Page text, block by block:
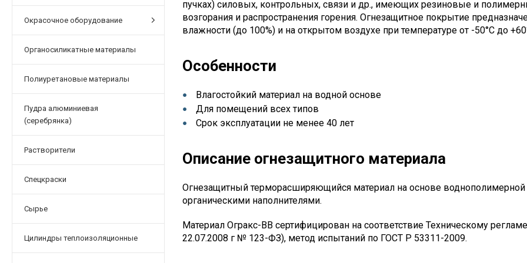
Окрасочное оборудование
Органосиликатные материалы
Полиуретановые материалы
Пудра алюминиевая
(серебрянка)
Растворители
Спецкраски
Сырье
Цилиндры теплоизоляционные
пучках) силовых, контрольных, связи и др., имеющих резиновые и
возгорания и распространения горения. Огнезащитное покрытие
влажности (до 100%) и на открытом воздухе при температуре от -50°С до
Особенности
Влагостойкий материал на водной основе
Для помещений всех типов
Срок эксплуатации не менее 40 лет
Описание огнезащитного материала
Огнезащитный терморасширяющийся материал на основе
органическими наполнителями.
Материал Огракс-ВВ сертифицирован на соответствие Техническому
22.07.2008 г № 123-ФЗ), метод испытаний по ГОСТ Р 53311-2009.